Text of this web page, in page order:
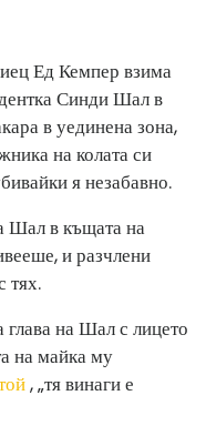
Ед Кемпер взима
Синди Шал в
в уединена зона,
на колата си
я незабавно.
Шал в къщата на
и разчлени
тях.
на Шал с лицето
на майка му
, „тя винаги е